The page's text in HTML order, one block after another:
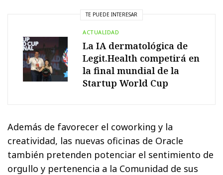
TE PUEDE INTERESAR
ACTUALIDAD
La IA dermatológica de
Legit.Health competirá en
la final mundial de la
Startup World Cup
Además de favorecer el coworking y la
creatividad, las nuevas oficinas de Oracle
también pretenden potenciar el sentimiento de
orgullo y pertenencia a la Comunidad de sus